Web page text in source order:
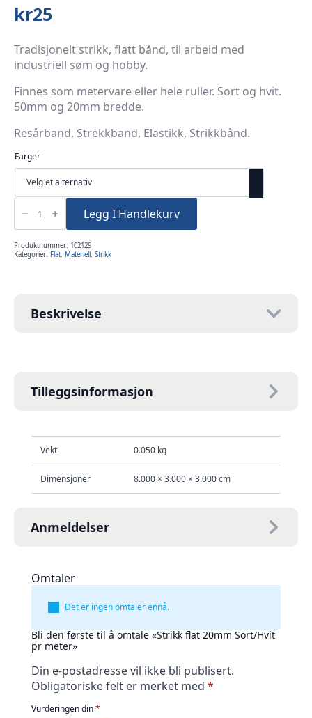
kr25
Tradisjonelt strikk, flatt bånd, til arbeid med
industriell søm og hobby.
Finnes som metervare eller hele ruller. Sort og hvit.
50mm og 20mm bredde.
Resårband, Strekkband, Elastikk, Strikkbånd.
Farger
Strikk
20mm
Sort/Hvit
meter
antall
Legg I Handlekurv
Produktnummer: 102129
Kategorier: Flat, Materiell , Strikk
Beskrivelse
Tilleggsinformasjon
Vekt 0.050 kg
Dimensjoner 8.000 × 3.000 × 3.000 cm
Anmeldelser
Omtaler
Det er ingen omtaler ennå.
Bli den første til å omtale «Strikk flat 20mm Sort/Hvit
pr meter»
Din e-postadresse vil ikke bli publisert.
Obligatoriske felt er merket med *
Vurderingen din*